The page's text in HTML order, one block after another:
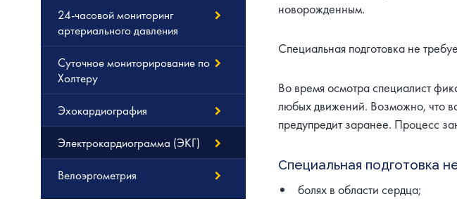
24-часовой мониторинг
артериального давления
Суточное мониторирование по
Холтеру
Эхокардиография
Электрокардиограмма (ЭКГ)
Велоэргометрия
новорожденным.
Специальная подготовка не
Во время осмотра специалист
любых движений. Возможно, что
предупредит заранее. Процесс
Специальная подготовка
болях в области сердца;